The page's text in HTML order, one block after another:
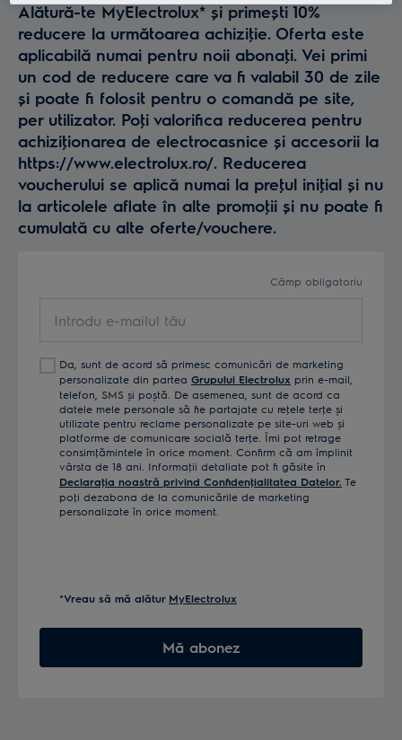
Alătură-te MyElectrolux* și primești 10%
reducere la următoarea achiziţie. Oferta este
aplicabilă numai pentru noii abonaţi. Vei primi
un cod de reducere care va fi valabil 30 de zile
și poate fi folosit pentru o comandă pe site,
per utilizator. Poţi valorifica reducerea pentru
achiziţionarea de electrocasnice și accesorii la
https://www.electrolux.ro/. Reducerea
voucherului se aplică numai la preţul iniţial și nu
la articolele aflate în alte promoţii și nu poate fi
cumulată cu alte oferte/vouchere.
Câmp obligatoriu
Da, sunt de acord să primesc comunicări de marketing
personalizate din partea Grupului Electrolux prin e-mail,
telefon, SMS și poștă. De asemenea, sunt de acord ca
datele mele personale să fie partajate cu reţele terţe și
utilizate pentru reclame personalizate pe site-uri web și
platforme de comunicare socială terţe. Îmi pot retrage
consimţămintele în orice moment. Confirm că am împlinit
vârsta de 18 ani. Informaţii detaliate pot fi găsite în
Declaraţia noastră privind Confidenţialitatea Datelor. Te
poţi dezabona de la comunicările de marketing
personalizate în orice moment.
*Vreau să mă alătur MyElectrolux
Mă abonez